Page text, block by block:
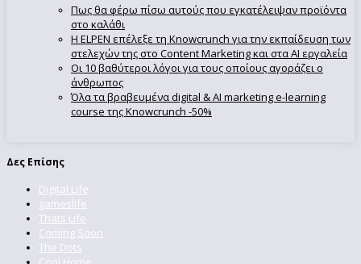
Πως θα φέρω πίσω αυτούς που εγκατέλειψαν προϊόντα
στο καλάθι
Η ELPEN επέλεξε τη Knowcrunch για την εκπαίδευση των
στελεχών της στο Content Marketing και στα AI εργαλεία
Οι 10 βαθύτεροι λόγοι για τους οποίους αγοράζει ο
άνθρωπος
Όλα τα βραβευμένα digital & AI marketing e-learning
course της Knowcrunch -50%
Δες Επίσης
Digital Life
gameslife
Thats Life
Coming Soon
The Dots